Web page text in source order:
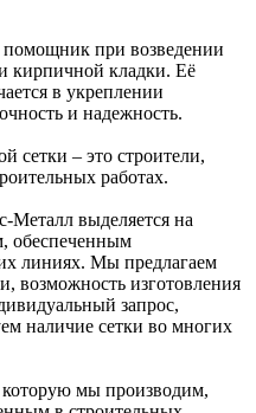
при возведении
кирпичной кладки. Её
в укреплении
и надежность.
сетки – это строители,
работах.
Металл выделяется на
обеспеченным
линиях. Мы предлагаем
возможность изготовления
запрос,
наличие сетки во многих
которую мы производим,